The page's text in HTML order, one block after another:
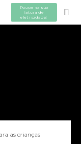
Poupe na sua
fatura de
eletricidade!
as crianças